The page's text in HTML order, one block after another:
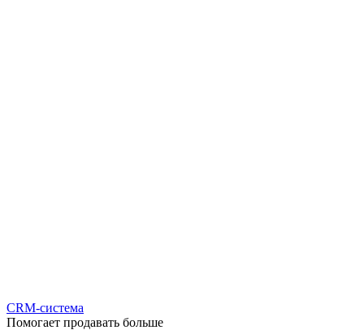
CRM-система
Помогает продавать больше